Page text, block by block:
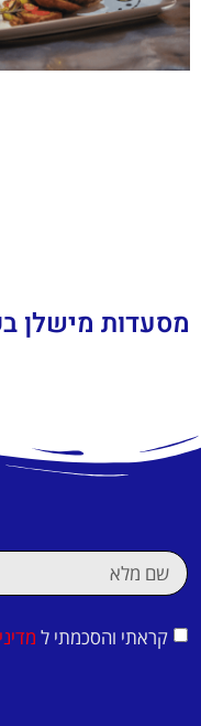
מסעדות מישלן
קראתי והסכמתי ל